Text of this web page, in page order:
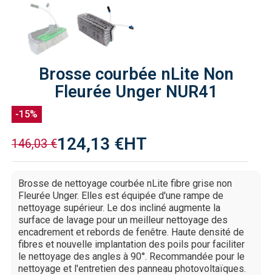
Brosse courbée nLite Non
Fleurée Unger NUR41
-15%
146,03 €124,13 €HT
Brosse de nettoyage courbée nLite fibre grise non
Fleurée Unger. Elles est équipée d'une rampe de
nettoyage supérieur. Le dos incliné augmente la
surface de lavage pour un meilleur nettoyage des
encadrement et rebords de fenêtre. Haute densité de
fibres et nouvelle implantation des poils pour faciliter
le nettoyage des angles à 90°. Recommandée pour le
nettoyage et l'entretien des panneau photovoltaïques.